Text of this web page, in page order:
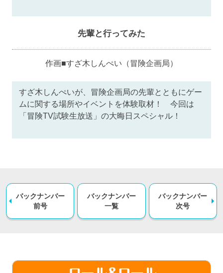
先輩と行ってみた
作画■すざ木しんぺい（冒険企画局）
すざ木しんぺいが、冒険企画局の先輩とともにゲー
ムに関する場所やイベントを体験取材！ 今回は
「冒険TV試験生放送」の大晦日スペシャル！
バックナンバー
前号
バックナンバー
一覧
バックナンバー
次号